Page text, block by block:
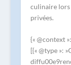
culinaire lors
privées.
{« @context
[{« @type »: